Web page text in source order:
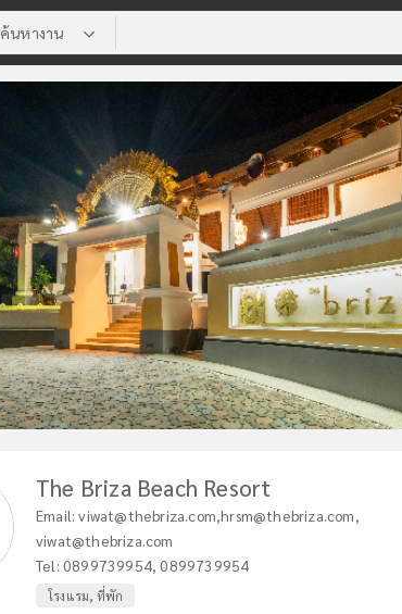
ค้นหางาน
The Briza Beach Resort
Email:viwat@thebriza.com,hrsm@thebriza.com,
viwat@thebriza.com
Tel: 0899739954,0899739954
โรงแรม, ที่พัก